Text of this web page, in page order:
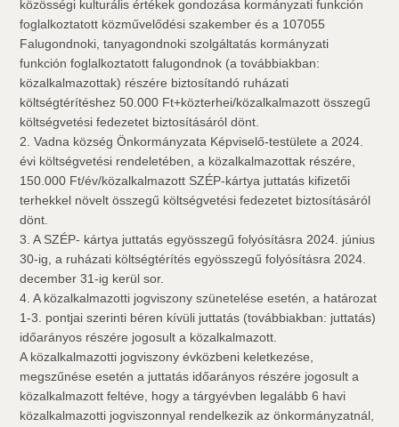
közösségi kulturális értékek gondozása kormányzati funkción
foglalkoztatott közművelődési szakember és a 107055
Falugondnoki, tanyagondnoki szolgáltatás kormányzati
funkción foglalkoztatott falugondnok (a továbbiakban:
közalkalmazottak) részére biztosítandó ruházati
költségtérítéshez 50.000 Ft+közterhei/közalkalmazott összegű
költségvetési fedezetet biztosításáról dönt.
2. Vadna község Önkormányzata Képviselő-testülete a 2024.
évi költségvetési rendeletében, a közalkalmazottak részére,
150.000 Ft/év/közalkalmazott SZÉP-kártya juttatás kifizetői
terhekkel növelt összegű költségvetési fedezetet biztosításáról
dönt.
3. A SZÉP- kártya juttatás egyösszegű folyósításra 2024. június
30-ig, a ruházati költségtérítés egyösszegű folyósításra 2024.
december 31-ig kerül sor.
4. A közalkalmazotti jogviszony szünetelése esetén, a határozat
1-3. pontjai szerinti béren kívüli juttatás (továbbiakban: juttatás)
időarányos részére jogosult a közalkalmazott.
A közalkalmazotti jogviszony évközbeni keletkezése,
megszűnése esetén a juttatás időarányos részére jogosult a
közalkalmazott feltéve, hogy a tárgyévben legalább 6 havi
közalkalmazotti jogviszonnyal rendelkezik az önkormányzatnál,